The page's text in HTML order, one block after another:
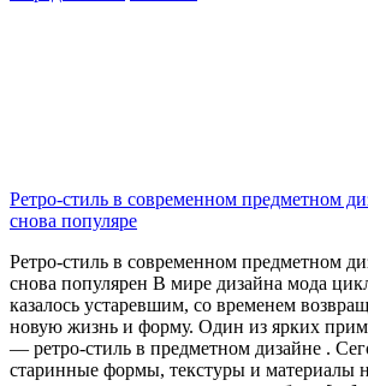
Ретро-стиль в современном предметном
снова популяре
Ретро-стиль в современном предметном
снова популярен В мире дизайна мода
казалось устаревшим, со временем
новую жизнь и форму. Один из ярких
— ретро-стиль в предметном дизайне .
старинные формы, текстуры и материалы